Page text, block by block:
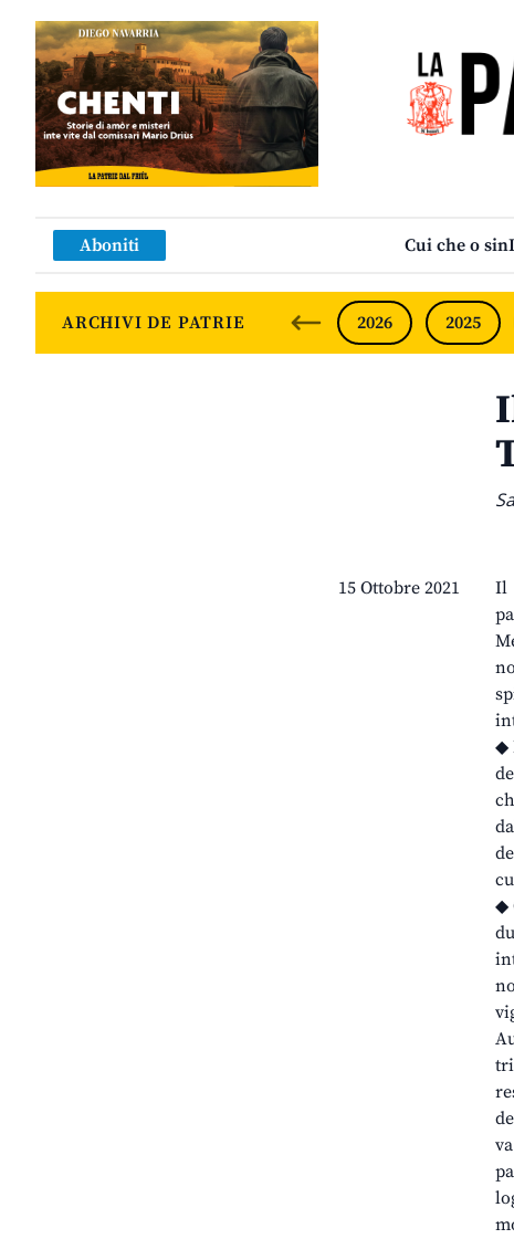
Aboniti Cui che o sin
ARCHIVI DE PATRIE 2026 2025
15 Ottobre 2021
Il
◆
◆